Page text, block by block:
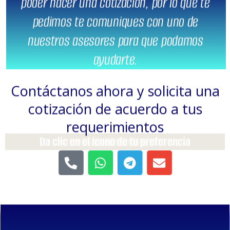
pedimos te comuniques con uno de
nuestros asesores para que podamos
ayudarte.
Contáctanos ahora y solicita una
cotización de acuerdo a tus
requerimientos
Da clic en el ícono de tu preferencia
P
h
e
W
h
s
T
e
g
E
n
l